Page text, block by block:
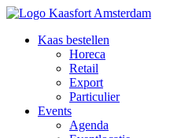
Kaas bestellen
Horeca
Retail
Export
Particulier
Events
Agenda